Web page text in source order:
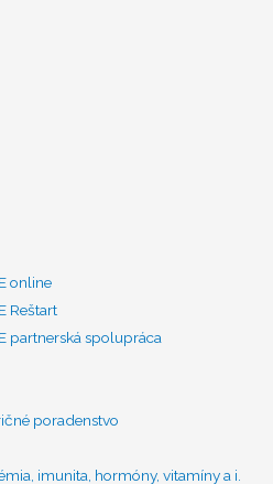
online
Reštart
partnerská spolupráca
poradenstvo
imunita, hormóny, vitamíny a i.